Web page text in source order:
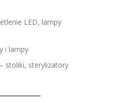
LED, lampy
i lampy
stoliki, sterylizatory